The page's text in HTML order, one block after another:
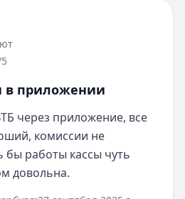
в приложении
через приложение, все
комиссии не
бы работы кассы чуть
довольна.